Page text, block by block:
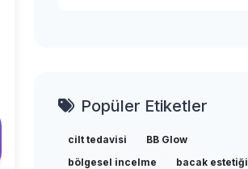
Popüler Etiketler
cilt tedavisi
BB Glow
bölgesel incelme
bacak estetiği